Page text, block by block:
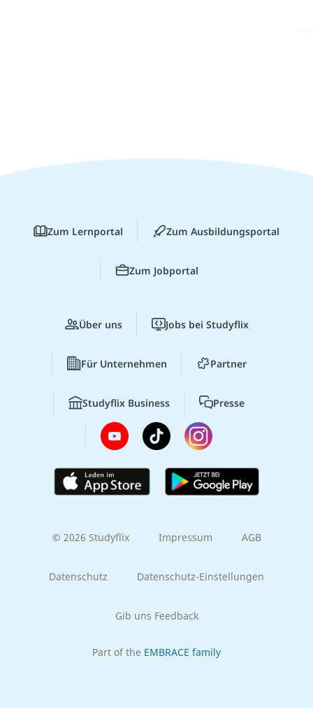
Zum Lernportal Zum Ausbildungsportal
Zum Jobportal
Über uns Jobs bei Studyflix
Für Unternehmen Partner
Studyflix Business Presse
© 2026 Studyflix Impressum AGB
Datenschutz Datenschutz-Einstellungen
Gib uns Feedback
Part of the EMBRACE family